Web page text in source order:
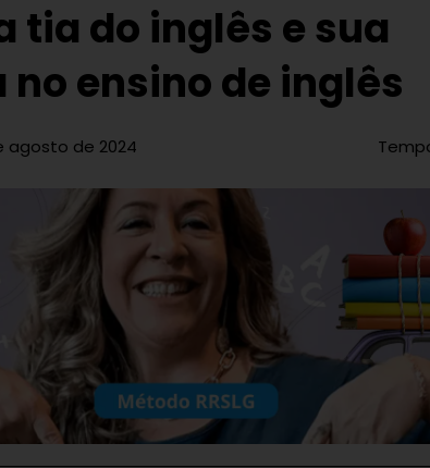
tia do inglês e sua
ensino de inglês
agosto de 2024